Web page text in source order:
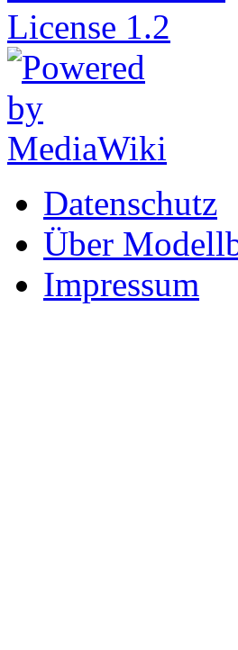
Datenschutz
Über
Impressum